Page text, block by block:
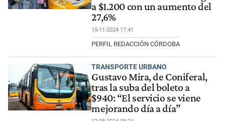
a $1.200 con un aumento del
27,6%
15-11-2024 17:41
PERFIL REDACCIÓN CÓRDOBA
TRANSPORTE URBANO
Gustavo Mira, de Coniferal,
tras la suba del boleto a
$940: “El servicio se viene
mejorando día a día”